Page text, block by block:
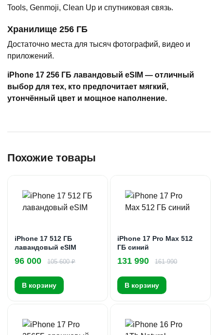
Tools, Genmoji, Clean Up и спутниковая связь.
Хранилище 256 ГБ
Достаточно места для тысяч фотографий, видео и
приложений.
iPhone 17 256 ГБ лавандовый eSIM — отличный
выбор для тех, кто предпочитает мягкий,
утончённый цвет и мощное наполнение.
Похожие товары
iPhone 17 512 ГБ
лавандовый eSIM
96 000 105 600 ₽
В корзину
iPhone 17 Pro Max 512
ГБ синий
131 990 161 990
В корзину